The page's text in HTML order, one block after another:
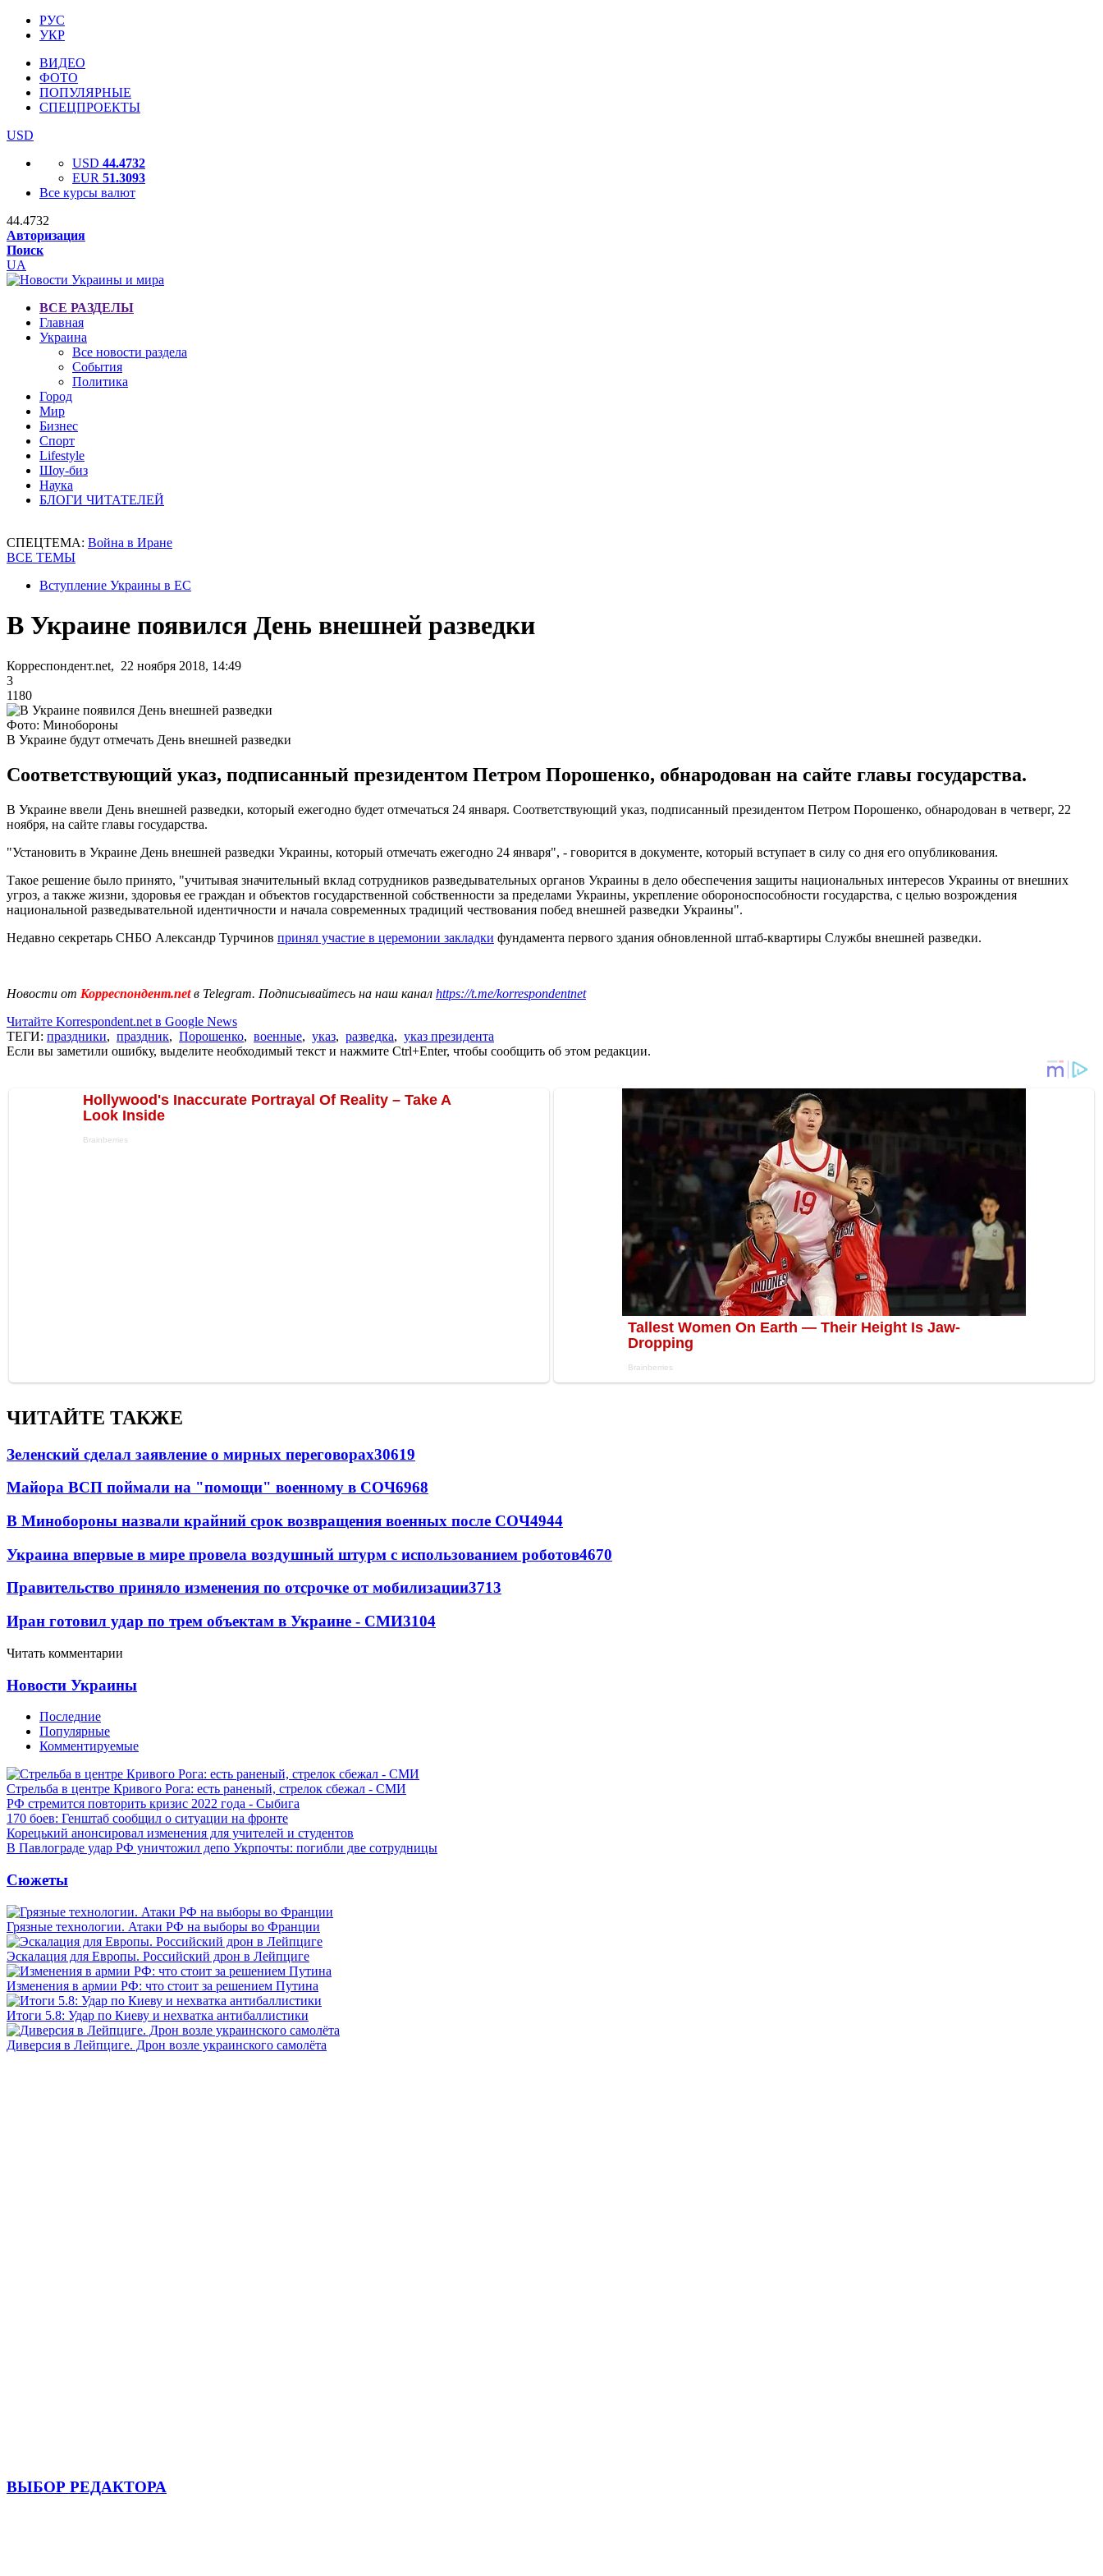
РУС
УКР
ВИДЕО
ФОТО
ПОПУЛЯРНЫЕ
СПЕЦПРОЕКТЫ
USD
USD 44.4732
EUR 51.3093
Все курсы валют
44.4732
Авторизация
Поиск
UA
ВСЕ РАЗДЕЛЫ
Главная
Украина
Все новости раздела
События
Политика
Город
Мир
Бизнес
Спорт
Lifestyle
Шоу-биз
Наука
БЛОГИ ЧИТАТЕЛЕЙ
СПЕЦТЕМА: Война в Иране
ВСЕ ТЕМЫ
Вступление Украины в ЕС
В Украине появился День внешней разведки
Корреспондент.net, 22 ноября 2018, 14:49
3
1180
Фото: Минобороны
В Украине будут отмечать День внешней разведки
Соответствующий указ, подписанный президентом Петром Порошенко, обнародован на сайте главы государства.
В Украине ввели День внешней разведки, который ежегодно будет отмечаться 24 января. Соответствующий указ, подписанный президентом Петром Порошенко, обнародован в четверг, 22
ноября, на сайте главы государства.
"Установить в Украине День внешней разведки Украины, который отмечать ежегодно 24 января", - говорится в документе, который вступает в силу со дня его опубликования.
Такое решение было принято, "учитывая значительный вклад сотрудников разведывательных органов Украины в дело обеспечения защиты национальных интересов Украины от внешних
угроз, а также жизни, здоровья ее граждан и объектов государственной собственности за пределами Украины, укрепление обороноспособности государства, с целью возрождения
национальной разведывательной идентичности и начала современных традиций чествования побед внешней разведки Украины".
Недавно секретарь СНБО Александр Турчинов принял участие в церемонии закладки фундамента первого здания обновленной штаб-квартиры Службы внешней разведки.
Новости от Корреспондент.netв Telegram. Подписывайтесь на наш канал https://t.me/korrespondentnet
Читайте Korrespondent.net в Google News
ТЕГИ: праздники, праздник, Порошенко, военные, указ, разведка, указ президента
Если вы заметили ошибку, выделите необходимый текст и нажмите Ctrl+Enter, чтобы сообщить об этом редакции.
ЧИТАЙТЕ ТАКЖЕ
Зеленский сделал заявление о мирных переговорах30619
Майора ВСП поймали на "помощи" военному в СОЧ6968
В Минобороны назвали крайний срок возвращения военных после СОЧ4944
Украина впервые в мире провела воздушный штурм с использованием роботов4670
Правительство приняло изменения по отсрочке от мобилизации3713
Иран готовил удар по трем объектам в Украине - СМИ3104
Читать комментарии
Новости Украины
Последние
Популярные
Комментируемые
Стрельба в центре Кривого Рога: есть раненый, стрелок сбежал - СМИ
РФ стремится повторить кризис 2022 года - Сыбига
170 боев: Генштаб сообщил о ситуации на фронте
Корецький анонсировал изменения для учителей и студентов
В Павлограде удар РФ уничтожил депо Укрпочты: погибли две сотрудницы
Сюжеты
Грязные технологии. Атаки РФ на выборы во Франции
Эскалация для Европы. Российский дрон в Лейпциге
Изменения в армии РФ: что стоит за решением Путина
Итоги 5.8: Удар по Киеву и нехватка антибаллистики
Диверсия в Лейпциге. Дрон возле украинского самолёта
ВЫБОР РЕДАКТОРА